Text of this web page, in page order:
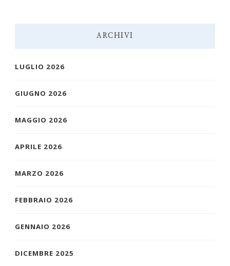
ARCHIVI
LUGLIO 2026
GIUGNO 2026
MAGGIO 2026
APRILE 2026
MARZO 2026
FEBBRAIO 2026
GENNAIO 2026
DICEMBRE 2025